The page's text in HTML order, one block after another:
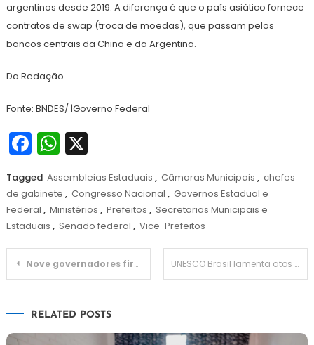
argentinos desde 2019. A diferença é que o país asiático fornece
contratos de swap (troca de moedas), que passam pelos
bancos centrais da China e da Argentina.
Da Redação
Fonte: BNDES/ |Governo Federal
Facebook
WhatsApp
X
Tagged Assembleias Estaduais , Câmaras Municipais , chefes
de gabinete , Congresso Nacional , Governos Estadual e
Federal , Ministérios , Prefeitos , Secretarias Municipais e
Estaduais , Senado federal , Vice-Prefeitos
Navegação
Nove governadores firmam compromissos para a região Nordeste UNESCO Brasil lamenta atos do dia 8/01 e discute com Minc e Iphan estratégias de recuperação do patrimônio público
RELATED POSTS